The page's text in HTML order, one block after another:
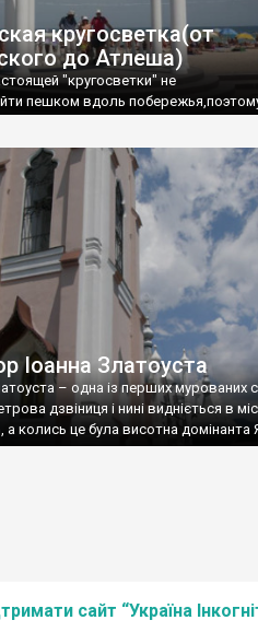
кругосветка(от
до Атлеша)
"кругосветки" не
пешком вдоль
Іоанна Златоуста
– одна із перших мурованих
дзвіниця і нині видніється в
а колись це була висотна домінанта
сайт “Україна